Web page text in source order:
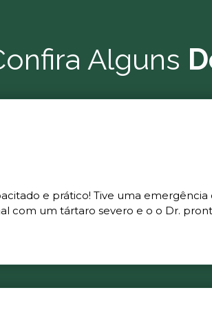
Alguns
e prático! Tive uma
com um tártaro severo e o o Dr.